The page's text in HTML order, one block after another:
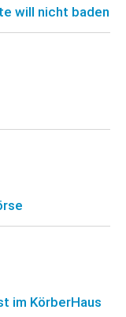
will nicht baden
im KörberHaus